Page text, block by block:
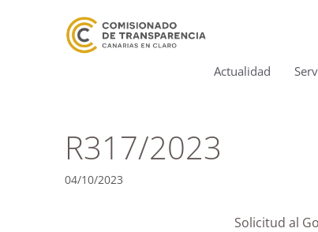
Actualidad
R317/2023
04/10/2023
Solicitud al